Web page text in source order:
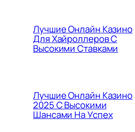
Лучшие Онлайн Казино
Для Хайроллеров С
Высокими Ставками
Лучшие Онлайн Казино
2025 С Высокими
Шансами На Успех